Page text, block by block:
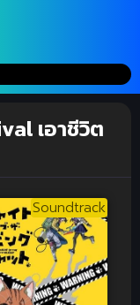
เอาชีวิต
Soundtrack